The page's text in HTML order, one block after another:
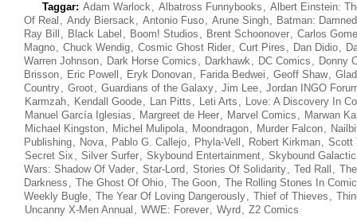
Taggar: Adam Warlock, Albatross Funnybooks , Albert Einstein:
Of Real , Andy Biersack, Antonio Fuso, Arune Singh, Batman: Damned
Ray Bill , Black Label , Boom! Studios , Brent Schoonover, Carlos
Magno, Chuck Wendig, Cosmic Ghost Rider, Curt Pires , Dan Didio,
Warren Johnson, Dark Horse Comics , Darkhawk, DC Comics , Donny
Brisson, Eric Powell , Eryk Donovan, Farida Bedwei , Geoff Shaw,
Country, Groot, Guardians of the Galaxy, Jim Lee, Jordan INGO
Karmzah, Kendall Goode, Lan Pitts , Leti Arts , Love: A Discovery In
Manuel García Iglesias , Margreet de Heer, Marvel Comics , Marwan
Michael Kingston, Michel Mulipola, Moondragon, Murder Falcon,
Publishing, Nova, Pablo G. Callejo, Phyla-Vell , Robert Kirkman, Scott
Secret Six , Silver Surfer, Skybound Entertainment, Skybound Galactic
Wars: Shadow Of Vader, Star-Lord , Stories Of Solidarity, Ted Rall , The
Darkness , The Ghost Of Ohio, The Goon, The Rolling Stones In
Weekly Bugle, The Year Of Loving Dangerously, Thief of Thieves ,
Uncanny X-Men Annual , WWE: Forever, Wyrd , Z2 Comics